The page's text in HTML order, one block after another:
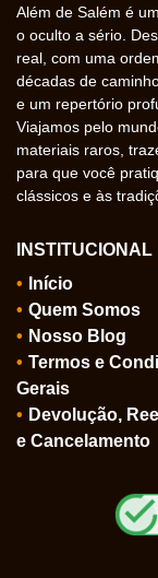
Além de Salém é
o oculto a sério.
real, com uma
décadas de
e um repertório
Viajamos pelo
materiais raros,
para que você
clássicos e às
INSTITUCIONAL
Início
Quem Somos
Nosso Blog
Termos e
Gerais
Devolução,
e Cancelamento